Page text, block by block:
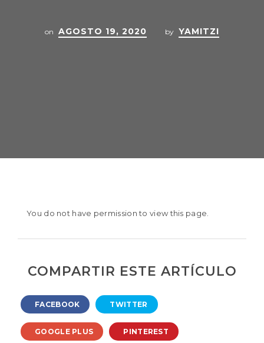
on AGOSTO 19, 2020 by YAMITZI
You do not have permission to view this page.
COMPARTIR ESTE ARTÍCULO
FACEBOOK TWITTER
GOOGLE PLUS PINTEREST